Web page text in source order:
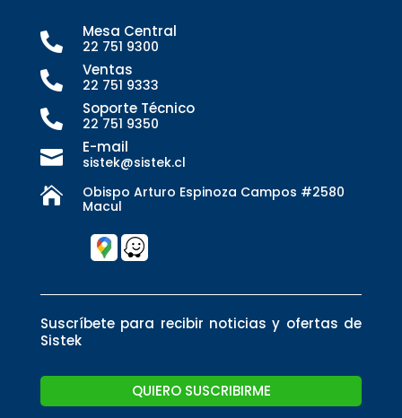
 Mesa Central
22 751 9300
 Ventas
22 751 9333
 Soporte Técnico
22 751 9350
 E-mail
sistek@sistek.cl

Obispo Arturo Espinoza Campos #2580
Macul
Suscríbete para recibir noticias y ofertas de
Sistek
QUIERO SUSCRIBIRME